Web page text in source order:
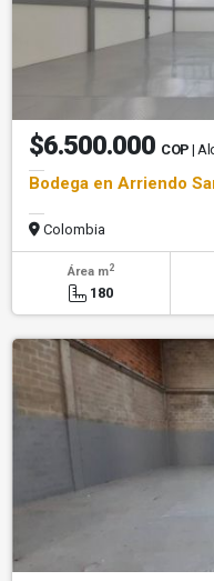
$6.500.000 COP |
Bodega en Arriendo
Colombia
Área m2
180